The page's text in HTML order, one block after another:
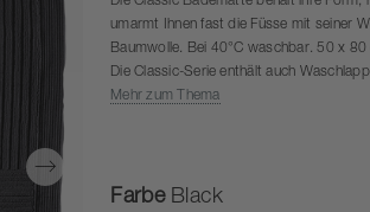
umarmt Ihnen fast die Füsse mit seiner
Baumwolle. Bei 40°C waschbar. 50 x 80
Die Classic-Serie enthält auch
den Größen 70 x 50 cm, 100 x 50 cm
Mehr zum Thema
Farbe Black